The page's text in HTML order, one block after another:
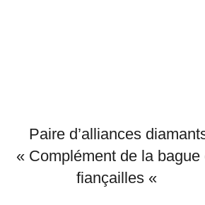
Paire d’alliances
« Complément de la bague
fiançailles «